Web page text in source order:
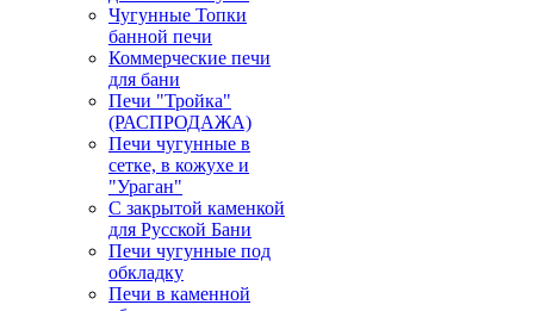
Чугунные Топки
банной печи
Коммерческие печи
для бани
Печи "Тройка"
(РАСПРОДАЖА)
Печи чугунные в
сетке, в кожухе и
"Ураган"
С закрытой каменкой
для Русской Бани
Печи чугунные под
обкладку
Печи в каменной